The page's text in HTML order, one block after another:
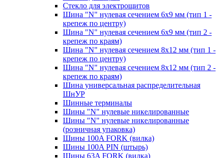
Стекло для электрощитов
Шина "N" нулевая сечением 6х9 мм (тип 1 -
крепеж по центру)
Шина "N" нулевая сечением 6х9 мм (тип 2 -
крепеж по краям)
Шина "N" нулевая сечением 8х12 мм (тип 1 -
крепеж по центру)
Шина "N" нулевая сечением 8х12 мм (тип 2 -
крепеж по краям)
Шина универсальная распределительная
ШнУР
Шинные терминалы
Шины "N" нулевые никелированные
Шины "N" нулевые никелированные
(розничная упаковка)
Шины 100A FORK (вилка)
Шины 100A PIN (штырь)
Шины 63A FORK (вилка)